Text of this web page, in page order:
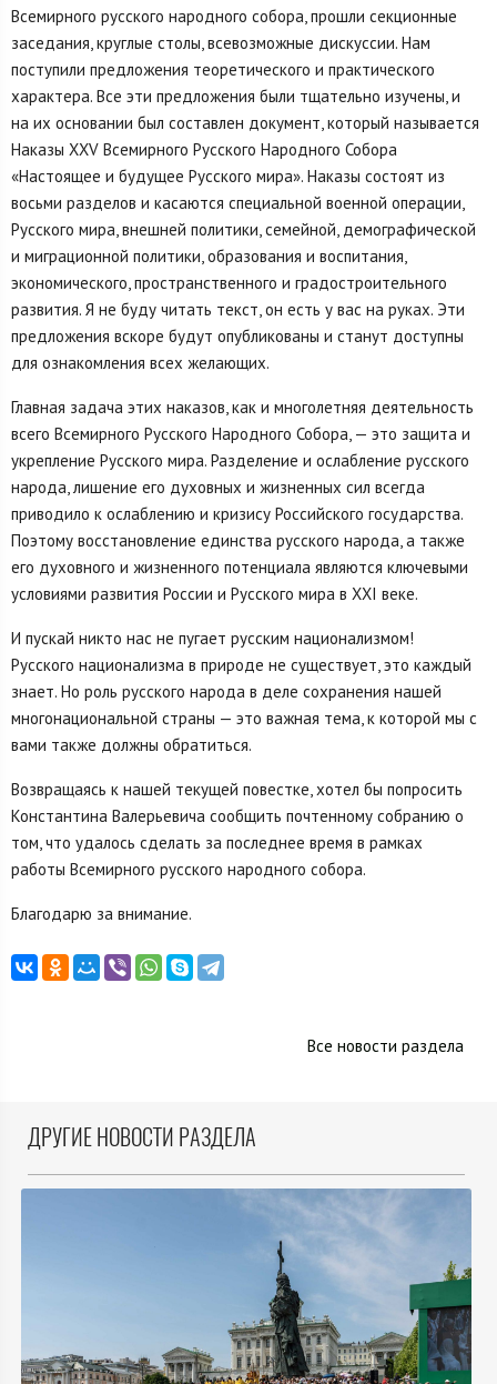
Всемирного русского народного собора, прошли секционные
заседания, круглые столы, всевозможные дискуссии. Нам
поступили предложения теоретического и практического
характера. Все эти предложения были тщательно изучены, и
на их основании был составлен документ, который называется
Наказы XXV Всемирного Русского Народного Собора
«Настоящее и будущее Русского мира». Наказы состоят из
восьми разделов и касаются специальной военной операции,
Русского мира, внешней политики, семейной, демографической
и миграционной политики, образования и воспитания,
экономического, пространственного и градостроительного
развития. Я не буду читать текст, он есть у вас на руках. Эти
предложения вскоре будут опубликованы и станут доступны
для ознакомления всех желающих.
Главная задача этих наказов, как и многолетняя деятельность
всего Всемирного Русского Народного Собора, — это защита и
укрепление Русского мира. Разделение и ослабление русского
народа, лишение его духовных и жизненных сил всегда
приводило к ослаблению и кризису Российского государства.
Поэтому восстановление единства русского народа, а также
его духовного и жизненного потенциала являются ключевыми
условиями развития России и Русского мира в XXI веке.
И пускай никто нас не пугает русским национализмом!
Русского национализма в природе не существует, это каждый
знает. Но роль русского народа в деле сохранения нашей
многонациональной страны — это важная тема, к которой мы с
вами также должны обратиться.
Возвращаясь к нашей текущей повестке, хотел бы попросить
Константина Валерьевича сообщить почтенному собранию о
том, что удалось сделать за последнее время в рамках
работы Всемирного русского народного собора.
Благодарю за внимание.
Все новости раздела
ДРУГИЕ НОВОСТИ РАЗДЕЛА